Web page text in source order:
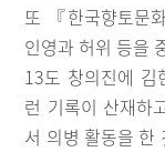
또 『한국향토문
인영과 허위 등을
13도 창의진에 김
런 기록이 산재하
서 의병 활동을 한